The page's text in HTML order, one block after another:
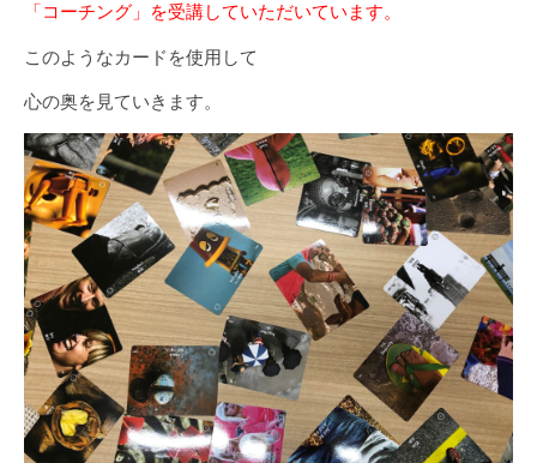
「コーチング」を受講していただいています。
このようなカードを使用して
心の奥を見ていきます。